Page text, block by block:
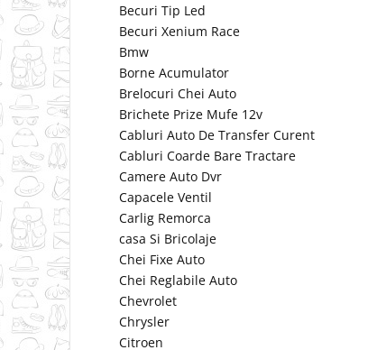
Becuri Tip Led
Becuri Xenium Race
Bmw
Borne Acumulator
Brelocuri Chei Auto
Brichete Prize Mufe 12v
Cabluri Auto De Transfer Curent
Cabluri Coarde Bare Tractare
Camere Auto Dvr
Capacele Ventil
Carlig Remorca
casa Si Bricolaje
Chei Fixe Auto
Chei Reglabile Auto
Chevrolet
Chrysler
Citroen